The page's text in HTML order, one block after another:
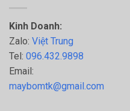
Kinh Doanh:
Zalo: Việt Trung
Tel: 096.432.9898
Email:
maybomtk@gmail.com